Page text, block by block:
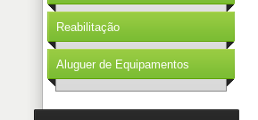
Reabilitação
Aluguer de Equipamentos